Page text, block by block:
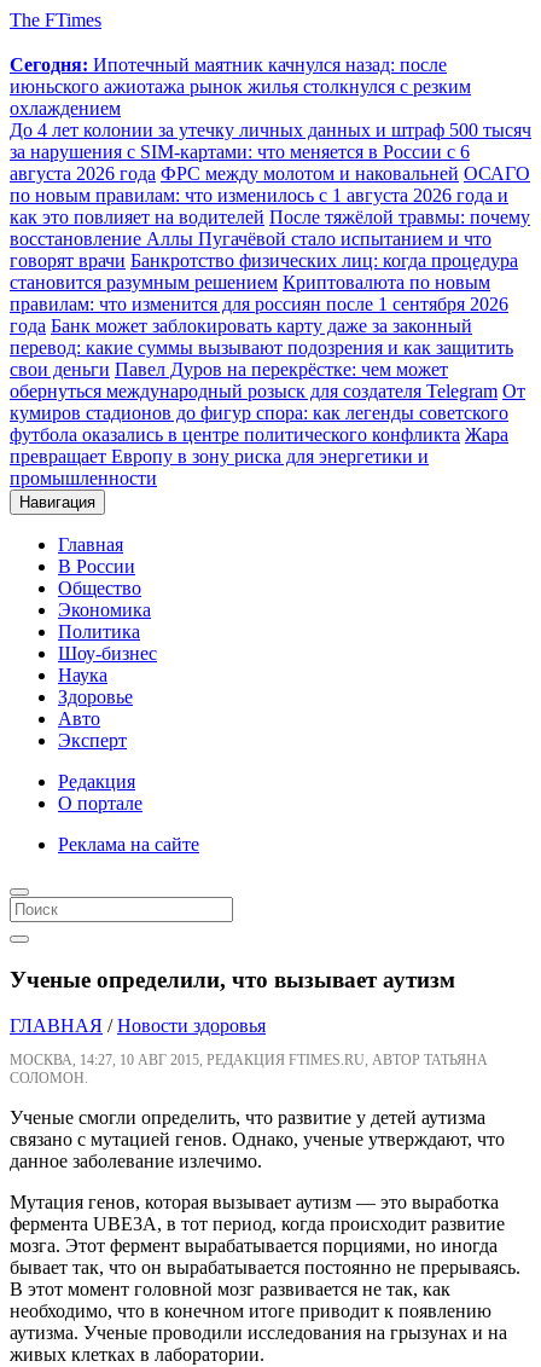
The FTimes
Сегодня: Ипотечный маятник качнулся назад: после
июньского ажиотажа рынок жилья столкнулся с резким
охлаждением
До 4 лет колонии за утечку личных данных и штраф 500 тысяч
за нарушения с SIM-картами: что меняется в России с 6
августа 2026 года ФРС между молотом и наковальней ОСАГО
по новым правилам: что изменилось с 1 августа 2026 года и
как это повлияет на водителей После тяжёлой травмы: почему
восстановление Аллы Пугачёвой стало испытанием и что
говорят врачи Банкротство физических лиц: когда процедура
становится разумным решением Криптовалюта по новым
правилам: что изменится для россиян после 1 сентября 2026
года Банк может заблокировать карту даже за законный
перевод: какие суммы вызывают подозрения и как защитить
свои деньги Павел Дуров на перекрёстке: чем может
обернуться международный розыск для создателя Telegram От
кумиров стадионов до фигур спора: как легенды советского
футбола оказались в центре политического конфликта Жара
превращает Европу в зону риска для энергетики и
промышленности
Навигация
Главная
В России
Общество
Экономика
Политика
Шоу-бизнес
Наука
Здоровье
Авто
Эксперт
Редакция
О портале
Реклама на сайте
Ученые определили, что вызывает аутизм
ГЛАВНАЯ /Новости здоровья
МОСКВА, 14:27, 10 АВГ 2015, РЕДАКЦИЯ FTIMES.RU, АВТОР ТАТЬЯНА
СОЛОМОН.
Ученые смогли определить, что развитие у детей аутизма
связано с мутацией генов. Однако, ученые утверждают, что
данное заболевание излечимо.
Мутация генов, которая вызывает аутизм — это выработка
фермента UBE3A, в тот период, когда происходит развитие
мозга. Этот фермент вырабатывается порциями, но иногда
бывает так, что он вырабатывается постоянно не прерываясь.
В этот момент головной мозг развивается не так, как
необходимо, что в конечном итоге приводит к появлению
аутизма. Ученые проводили исследования на грызунах и на
живых клетках в лаборатории.